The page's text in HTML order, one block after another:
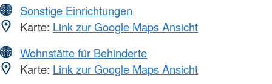
Sonstige Einrichtungen
Karte: Link zur Google Maps Ansicht
Wohnstätte für Behinderte
Karte: Link zur Google Maps Ansicht